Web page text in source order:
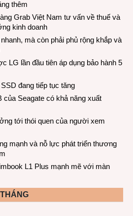
thêm
Grab Việt Nam tư vấn về thuế và
kinh doanh
mà còn phải phủ rộng khắp và
LG lần đầu tiên áp dụng bảo hành 5
đang tiếp tục tăng
Seagate có khả năng xuất
tới thói quen của người xem
mạnh và nỗ lực phát triển thương
L1 Plus mạnh mẽ với màn